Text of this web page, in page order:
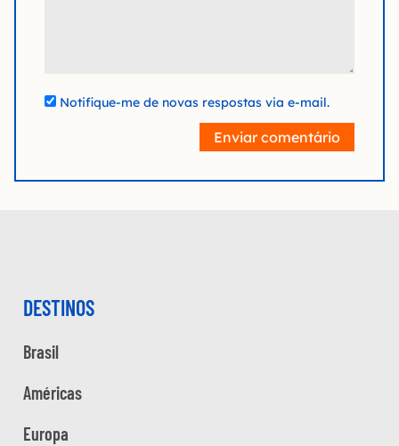
Notifique-me de novas respostas via e-mail.
Enviar comentário
DESTINOS
Brasil
Américas
Europa